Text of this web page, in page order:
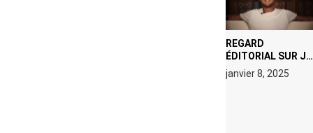
REGARD
ÉDITORIAL SUR JE
M’APPELLE TIM
(NETFLIX) : AVICII,
janvier 8, 2025